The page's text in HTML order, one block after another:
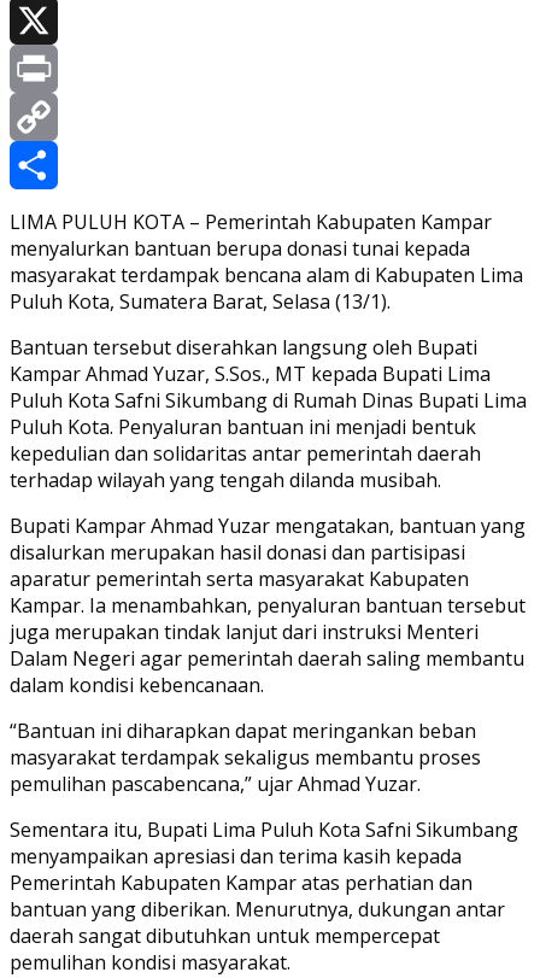
Facebook
X
Print
Copy
Link
Share
LIMA PULUH KOTA – Pemerintah Kabupaten Kampar
menyalurkan bantuan berupa donasi tunai kepada
masyarakat terdampak bencana alam di Kabupaten Lima
Puluh Kota, Sumatera Barat, Selasa (13/1).
Bantuan tersebut diserahkan langsung oleh Bupati
Kampar Ahmad Yuzar, S.Sos., MT kepada Bupati Lima
Puluh Kota Safni Sikumbang di Rumah Dinas Bupati Lima
Puluh Kota. Penyaluran bantuan ini menjadi bentuk
kepedulian dan solidaritas antar pemerintah daerah
terhadap wilayah yang tengah dilanda musibah.
Bupati Kampar Ahmad Yuzar mengatakan, bantuan yang
disalurkan merupakan hasil donasi dan partisipasi
aparatur pemerintah serta masyarakat Kabupaten
Kampar. Ia menambahkan, penyaluran bantuan tersebut
juga merupakan tindak lanjut dari instruksi Menteri
Dalam Negeri agar pemerintah daerah saling membantu
dalam kondisi kebencanaan.
“Bantuan ini diharapkan dapat meringankan beban
masyarakat terdampak sekaligus membantu proses
pemulihan pascabencana,” ujar Ahmad Yuzar.
Sementara itu, Bupati Lima Puluh Kota Safni Sikumbang
menyampaikan apresiasi dan terima kasih kepada
Pemerintah Kabupaten Kampar atas perhatian dan
bantuan yang diberikan. Menurutnya, dukungan antar
daerah sangat dibutuhkan untuk mempercepat
pemulihan kondisi masyarakat.